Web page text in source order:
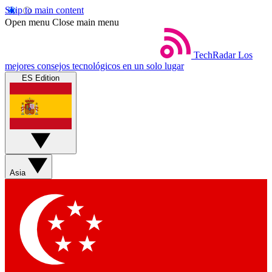
Skip to main content
Open menu Close main menu
TechRadar Los
mejores consejos tecnológicos en un solo lugar
ES Edition
Asia